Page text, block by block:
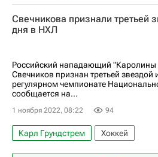
Национальная хоккейная лига
Роберт Томас
Сент-Луис Блюз
Свечникова признали третьей
дня в НХЛ
Российский нападающий "Каролины
Свечников признан третьей звездой
регулярном чемпионате
сообщается на...
1 ноября 2022, 08:22 94
Карл Грундстрем
Хоккей
Андрей Свечников
Тейдж